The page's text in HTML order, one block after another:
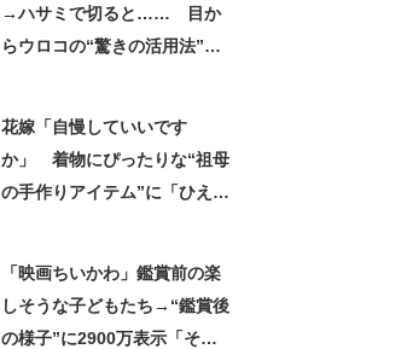
→ハサミで切ると…… 目か
らウロコの“驚きの活用法”に
花嫁「自慢していいです
か」 着物にぴったりな“祖母
の手作りアイテム”に「ひえ
「映画ちいかわ」鑑賞前の楽
しそうな子どもたち→“鑑賞後
の様子”に2900万表示「そう